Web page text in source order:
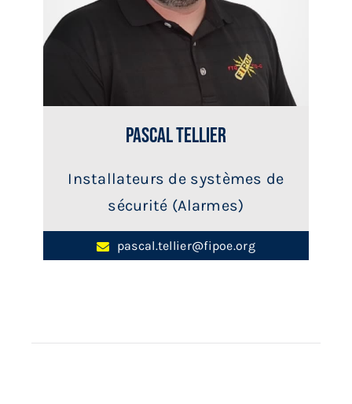
Pascal Tellier
Installateurs de systèmes de
sécurité (Alarmes)
pascal.tellier@fipoe.org